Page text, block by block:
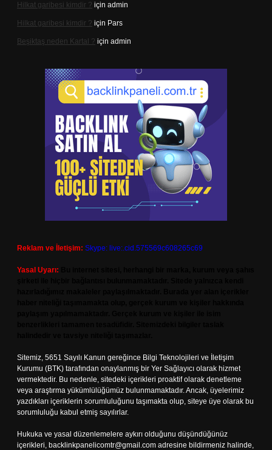
Hilkat garibesi kimdir ? için admin
Hilkat garibesi kimdir ? için Pars
Beşiktaş neden Kartal ? için admin
Reklam ve İletişim: Skype: live:.cid.575569c608265c69
Yasal Uyarı:
Sitemiz, 5651 Sayılı Kanun gereğince Bilgi Teknolojileri ve İletişim
Kurumu (BTK) tarafından onaylanmış bir Yer Sağlayıcı olarak hizmet
vermektedir. Bu nedenle, sitedeki içerikleri proaktif olarak denetleme
veya araştırma yükümlülüğümüz bulunmamaktadır. Ancak, üyelerimiz
yazdıkları içeriklerin sorumluluğunu taşımakta olup, siteye üye olarak bu
sorumluluğu kabul etmiş sayılırlar.
Hukuka ve yasal düzenlemelere aykırı olduğunu düşündüğünüz
içerikleri, backlinkpanelicomtr@gmail.com adresine bildirmeniz halinde,